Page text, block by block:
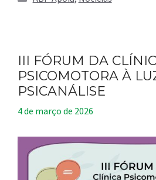
III FÓRUM DA
PSICOMOTORA À
PSICANÁLISE
4 de março de 2026